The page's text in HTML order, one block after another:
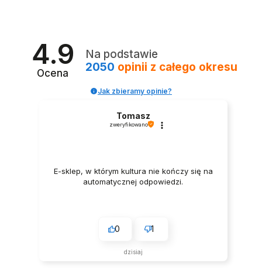
BIKINI STRÓJ KĄPIELOWY WYSOKI PUSH UP RETRO
KĄPIELÓWKI MĘSKIE SZORTY SPODENKI MINI ANANASY
BIKINI STRÓJ KĄPIELOWY SPÓDNICZKA RUDY
KĄPIELÓWKI MĘSKIE SZORTY SPODENKI CZERWONE
BIKINI STRÓJ KĄPIELOWY WYSOKI STAN PUSH UP
4.9
Ocena
Na podstawie
2050 opinii z całego okresu
Jak zbieramy opinie?
Tomasz
zweryfikowano
E-sklep, w którym kultura nie kończy się na
automatycznej odpowiedzi.
0 1
dzisiaj